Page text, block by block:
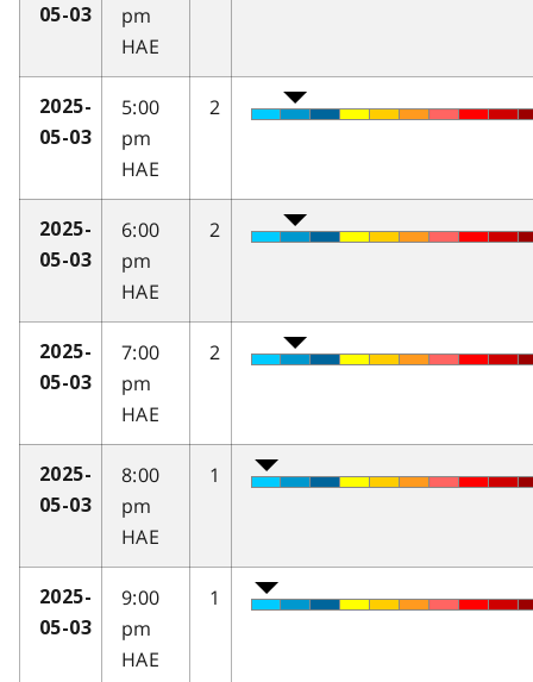
05-03
pm
HAE
2025-
05-03
5:00
pm
HAE
2
2025-
05-03
6:00
pm
HAE
2
2025-
05-03
7:00
pm
HAE
2
2025-
05-03
8:00
pm
HAE
1
2025-
05-03
9:00
pm
HAE
1